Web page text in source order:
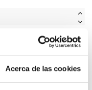
Acerca de las cookies